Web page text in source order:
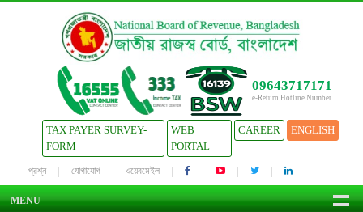
09643717171
e-Return Hotline Number
TAX PAYER SURVEY-
FORM
WEB
PORTAL
CAREER ENGLISH
প্রশ্ন যোগাযোগ ওয়েবমেইল
MENU